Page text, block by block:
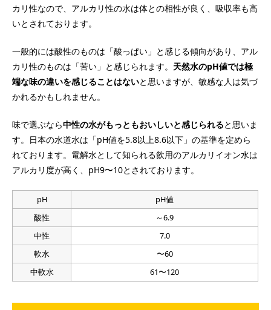
カリ性なので、アルカリ性の水は体との相性が良く、吸収率も高
いとされております。
一般的には酸性のものは「酸っぱい」と感じる傾向があり、アル
カリ性のものは「苦い」と感じられます。 天然水のpH値では極
端な味の違いを感じることはないと思いますが、敏感な人は気づ
かれるかもしれません。
味で選ぶなら中性の水がもっともおいしいと感じられると思いま
す。日本の水道水は「pH値を5.8以上8.6以下」の基準を定めら
れております。電解水として知られる飲用のアルカリイオン水は
アルカリ度が高く、pH9〜10とされております。
pH
pH値
酸性
～6.9
中性
7.0
軟水
〜60
中軟水
61〜120